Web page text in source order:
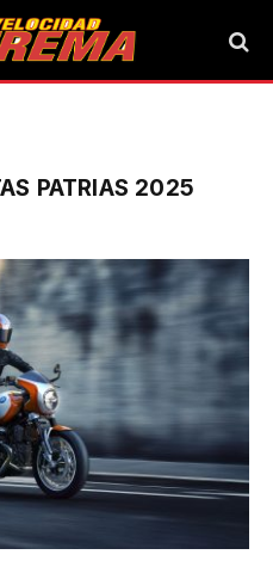
PATRIAS 2025